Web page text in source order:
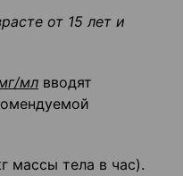
от 15 лет и
мл вводят
массы тела в час).